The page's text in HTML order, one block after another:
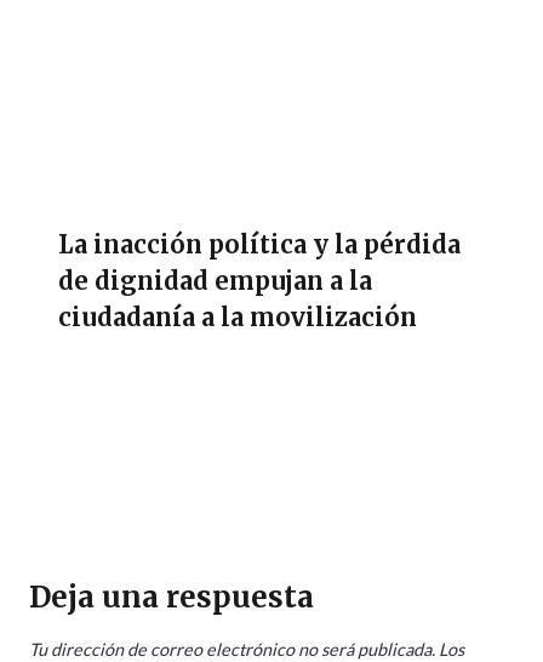
La inacción política y la pérdida
de dignidad empujan a la
ciudadanía a la movilización
Deja una respuesta
Tu dirección de correo electrónico no será publicada. Los